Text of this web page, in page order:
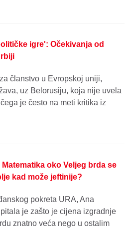
igre': Očekivanja od
članstvo u Evropskoj uniji,
uz Belorusiju, koja nije uvela
je često na meti kritika iz
oko Veljeg brda se
kad može jeftinije?
pokreta URA, Ana
je zašto je cijena izgradnje
znatno veća nego u ostalim